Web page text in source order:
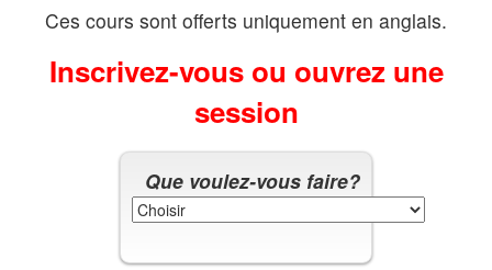
Ces cours sont offerts uniquement en anglais.
Inscrivez-vous ou ouvrez une
session
Que voulez-vous faire?